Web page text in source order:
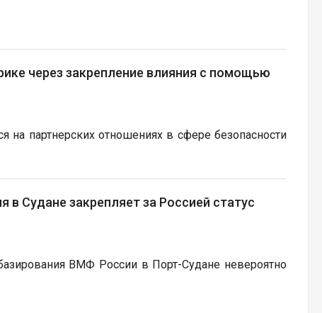
через закрепление влияния с помощью
на партнерских отношениях в сфере безопасности
в Судане закрепляет за Россией статус
ВМФ России в Порт-Судане невероятно